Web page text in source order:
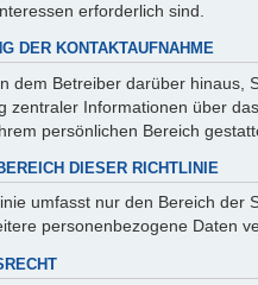
erforderlich sind.
DER KONTAKTAUFNAHME
dem Betreiber darüber hinaus,
zentraler Informationen über
persönlichen Bereich
DIESER RICHTLINIE
umfasst nur den Bereich der
personenbezogene Daten